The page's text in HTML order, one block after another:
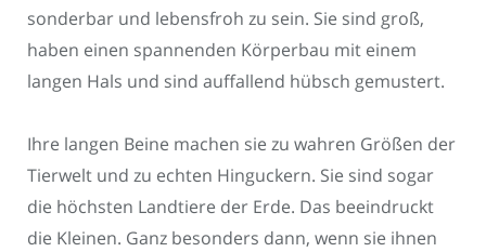
sonderbar und lebensfroh zu sein. Sie sind groß,
haben einen spannenden Körperbau mit einem
langen Hals und sind auffallend hübsch gemustert.
Ihre langen Beine machen sie zu wahren Größen der
Tierwelt und zu echten Hinguckern. Sie sind sogar
die höchsten Landtiere der Erde. Das beeindruckt
die Kleinen. Ganz besonders dann, wenn sie ihnen